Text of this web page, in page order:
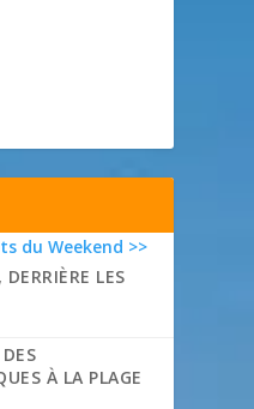
du Weekend >>
LES
À LA PLAGE